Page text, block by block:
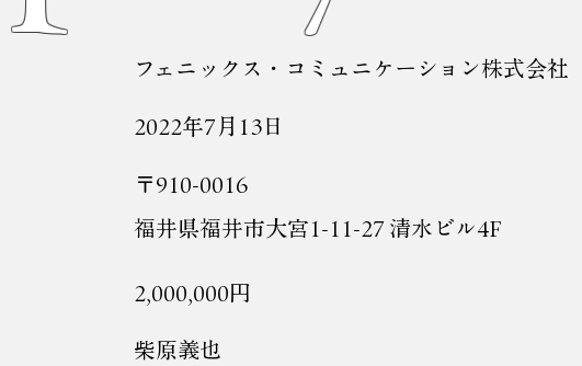
フェニックス・コミュニケーション株式会社
2022年7月13日
〒910-0016
福井県福井市大宮1-11-27 清水ビル4F
2,000,000円
柴原義也